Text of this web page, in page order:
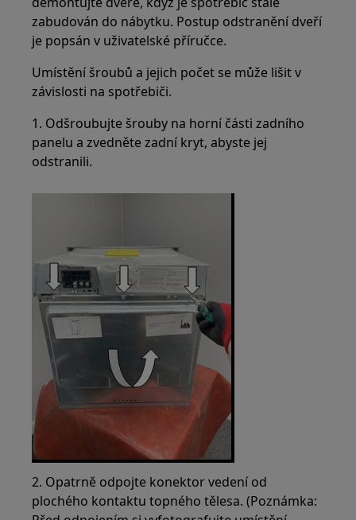
zabudován do nábytku. Postup odstranění dveří
je popsán v uživatelské příručce.
Umístění šroubů a jejich počet se může lišit v
závislosti na spotřebiči.
1. Odšroubujte šrouby na horní části zadního
panelu a zvedněte zadní kryt, abyste jej
odstranili.
2. Opatrně odpojte konektor vedení od
plochého kontaktu topného tělesa. (Poznámka: